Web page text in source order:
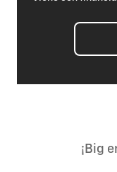
¡Big